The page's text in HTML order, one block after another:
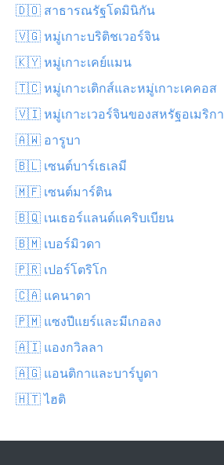
🇩🇴 สาธารณรัฐโดมินิกัน
🇻🇬 หมู่เกาะบริติชเวอร์จิน
🇰🇾 หมู่เกาะเคย์แมน
🇹🇨 หมู่เกาะเติกส์และหมู่เกาะเคคอส
🇻🇮 หมู่เกาะเวอร์จินของสหรัฐอเมริกา
🇦🇼 อารูบา
🇧🇱 เซนต์บาร์เธเลมี
🇲🇫 เซนต์มาร์ติน
🇧🇶 เนเธอร์แลนด์แคริบเบียน
🇧🇲 เบอร์มิวดา
🇵🇷 เปอร์โตริโก
🇨🇦 แคนาดา
🇵🇲 แซงปีแยร์และมีเกอลง
🇦🇮 แองกวิลลา
🇦🇬 แอนติกาและบาร์บูดา
🇭🇹 ไฮติ